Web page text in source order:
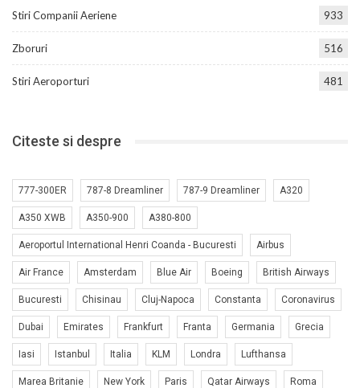
Stiri Companii Aeriene 933
Zboruri 516
Stiri Aeroporturi 481
Citeste si despre
777-300ER 787-8 Dreamliner 787-9 Dreamliner A320
A350 XWB A350-900 A380-800
Aeroportul International Henri Coanda - Bucuresti Airbus
Air France Amsterdam Blue Air Boeing British Airways
Bucuresti Chisinau Cluj-Napoca Constanta Coronavirus
Dubai Emirates Frankfurt Franta Germania Grecia
Iasi Istanbul Italia KLM Londra Lufthansa
Marea Britanie New York Paris Qatar Airways Roma